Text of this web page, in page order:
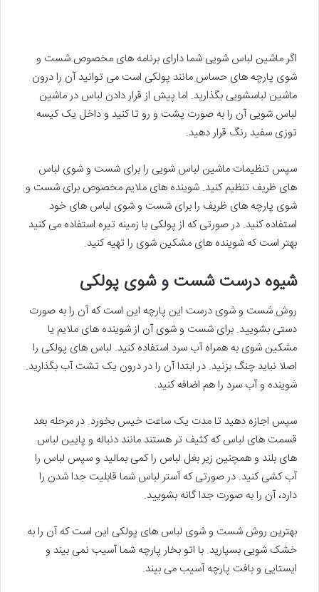
اگر ماشین لباس شویی شما دارای برنامه های مخصوص شست و
شوی پارچه های حساس مانند پولکی است می توانید آن را درون
ماشین لباسشویی بگذارید. اما پیش از قرار دادن لباس در ماشین
لباس شویی آن را به صورت پشت و رو تا کنید و داخل یک کیسه
توزی سفید رنگ قرار دهید.
سپس تنظیمات ماشین لباس شویی را برای شست و شوی لباس
های ظریف تنظیم کنید. شوینده های ملایم مخصوص برای شست و
شوی پارچه های ظریف را برای شست و شوی لباس های خود
استفاده کنید. در صورتی که از پولکی با زمینه تیره استفاده می کنید
بهتر است که شوینده های مشکین شوی را تهیه کنید.
شیوه درست شست و شوی پولکی
روش شست و شوی درست این پارچه این است که آن را به صورت
دستی بشویید. برای شست و شوی آن از شوینده های ملایم یا
مشکین شوی به همراه آب سرد استفاده کنید. لباس های پولکی را
اصلا نباید چنگ بزنید. در ابتدا آن را در درون یک تشت آب بگذارید.
شوینده و آب سرد را هم اضافه کنید.
سپس اجازه دهید تا مدت یک ساعت خیس بخورد. در مرحله بعد
قسمت های لباس که کثیف تر هستند مانند دنباله و پایین لباس
های بلند و همچنین زیر بغل لباس را کمی بمالید و سپس لباس را
آب کشی کنید. در صورتی که آستر لباس شما قابلیت جدا شدن را
دارد، آن را به صورت جدا گانه بشویید.
بهترین روش شست و شوی لباس های پولکی این است که آن را به
خشک شویی بسپارید. با اتو بخار پارچه شما آسیب نمی بیند و
ایستایی و بافت پارچه آسیب می بیند.